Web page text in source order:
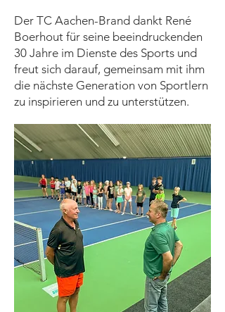
Der TC Aachen-Brand dankt René
Boerhout für seine beeindruckenden
30 Jahre im Dienste des Sports und
freut sich darauf, gemeinsam mit ihm
die nächste Generation von Sportlern
zu inspirieren und zu unterstützen.